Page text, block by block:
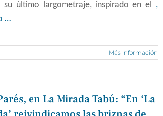
su último largometraje, inspirado en el ,
…
Más información
en La Mirada Tabú: “En ‘La